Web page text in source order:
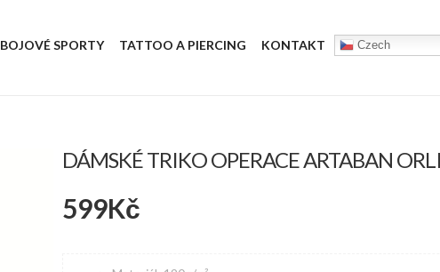
BOJOVÉ SPORTY TATTOO A PIERCING KONTAKT Czech
DÁMSKÉ TRIKO OPERACE ARTABAN
599Kč